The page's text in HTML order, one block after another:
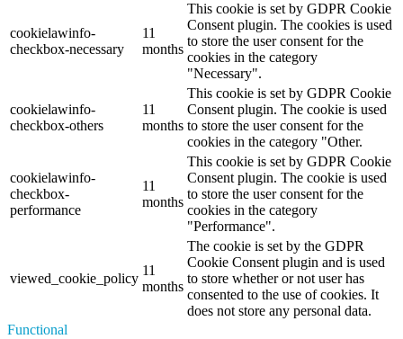
cookielawinfo-
checkbox-necessary
11
months
This cookie is set by GDPR Cookie
Consent plugin. The cookies is used
to store the user consent for the
cookies in the category
"Necessary".
cookielawinfo-
checkbox-others
11
months
This cookie is set by GDPR Cookie
Consent plugin. The cookie is used
to store the user consent for the
cookies in the category "Other.
cookielawinfo-
checkbox-
performance
11
months
This cookie is set by GDPR Cookie
Consent plugin. The cookie is used
to store the user consent for the
cookies in the category
"Performance".
viewed_cookie_policy
11
months
The cookie is set by the GDPR
Cookie Consent plugin and is used
to store whether or not user has
consented to the use of cookies. It
does not store any personal data.
Functional